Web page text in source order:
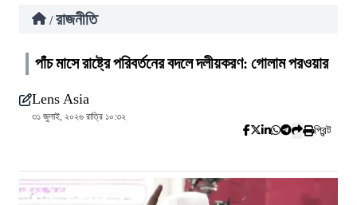
/ রাজনীতি
পাঁচ মাসে রাষ্ট্রে পরিবর্তনের বদলে দলীয়করণ: গোলাম পরওয়ার
Lens Asia
৩১ জুলাই, ২০২৬ রাত্রি ১০:৩২
প্রিন্ট